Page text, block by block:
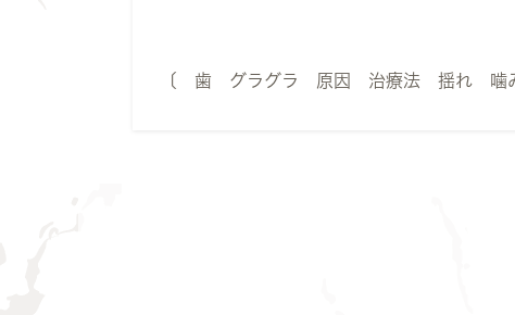
〔 歯 グラグラ 原因 治療法 揺れ 噛